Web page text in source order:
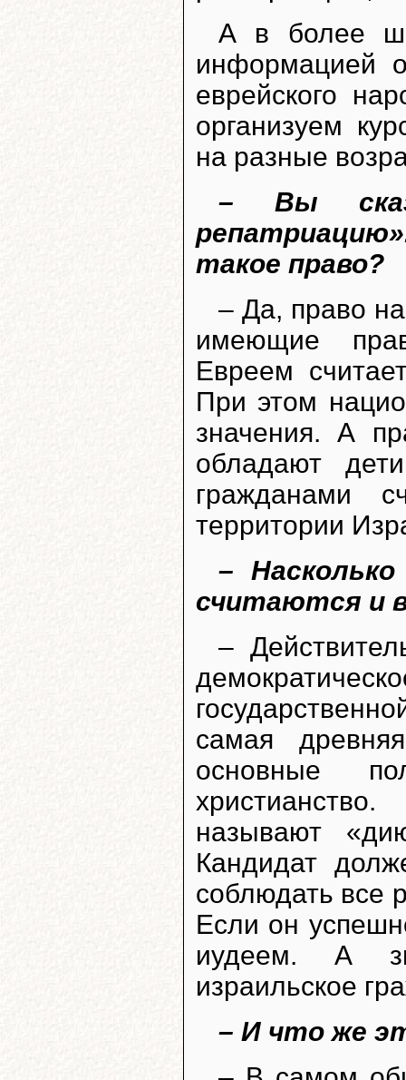
А в более
информацией
еврейского
организуем
на разные
– Вы
такое право?
– Да, право
имеющие
Евреем
При этом
значения. А
обладают
гражданами
территории
–
считаются и
–
самая
основные
называют
Кандидат
соблюдать все
Если он
иудеем. А
израильское
– И что же